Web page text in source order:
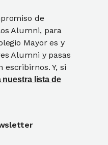
de
Alumni, para
Mayor es y
Alumni y pasas
Y, si
nuestra lista de